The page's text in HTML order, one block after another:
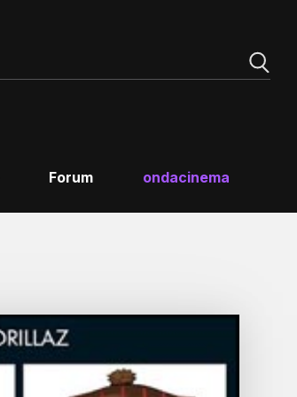
Forum ondacinema